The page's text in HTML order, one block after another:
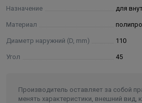
образования засоров. За счёт этого
Надёжные уплотнительные
герметичность соединений и
при корректной установке. Монтаж
соединению.
Назначение для
Материал
Диаметр наружний (D, mm) 110
Угол 45
Производитель оставляет за собой
менять характеристики, внешний вид,